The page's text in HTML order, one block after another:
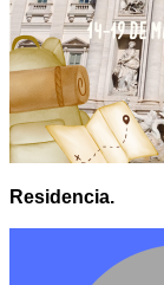
Residencia.